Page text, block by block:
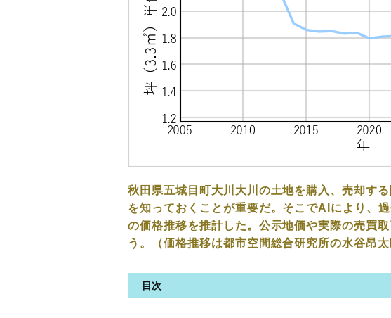
秋田県五城目町大川大川の土地を購入、売却す
を知っておくことが重要だ。そこでAIにより、
の価格推移を推計した。公示地価や実際の売買
う。（価格推移は都市空間総合研究所の水谷昂太
目次